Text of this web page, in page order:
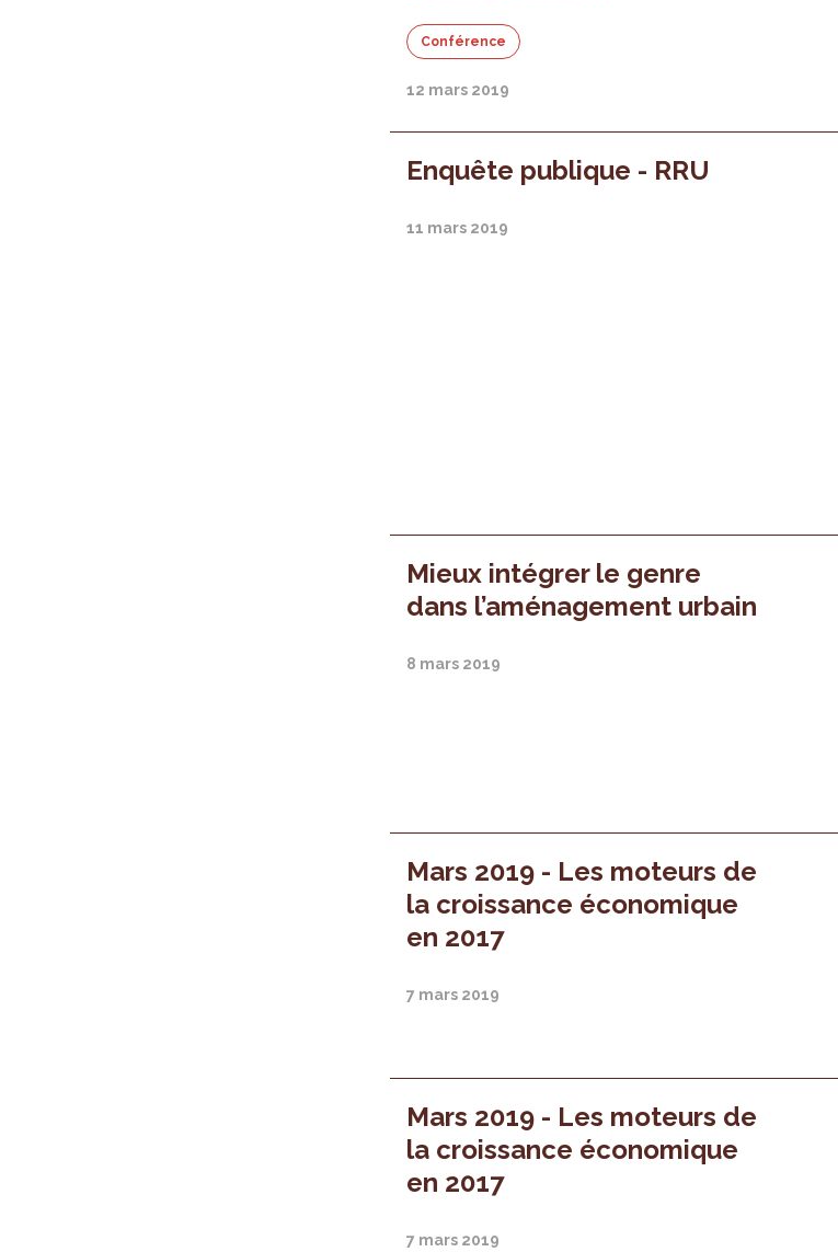
Conférence
12 mars 2019
Enquête publique - RRU
11 mars 2019
Mieux intégrer le genre
dans l’aménagement urbain
8 mars 2019
Mars 2019 - Les moteurs de
la croissance économique
en 2017
7 mars 2019
Mars 2019 - Les moteurs de
la croissance économique
en 2017
7 mars 2019